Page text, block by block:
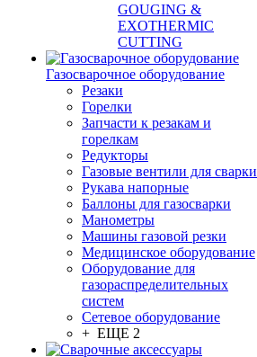
GOUGING &
EXOTHERMIC
CUTTING
Газосварочное оборудование
Резаки
Горелки
Запчасти к резакам и
горелкам
Редукторы
Газовые вентили для сварки
Рукава напорные
Баллоны для газосварки
Манометры
Машины газовой резки
Медицинское оборудование
Оборудование для
газораспределительных
систем
Сетевое оборудование
+ ЕЩЕ 2